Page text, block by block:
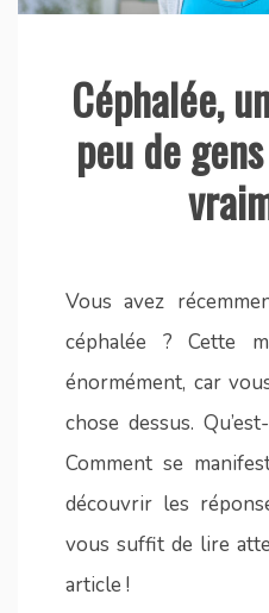
Céphalée,
peu de
Vous avez
céphalée ? Cette
énormément, car
chose dessus.
Comment se
découvrir les
vous suffit de lire
article !